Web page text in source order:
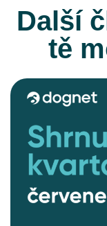
Další
tě